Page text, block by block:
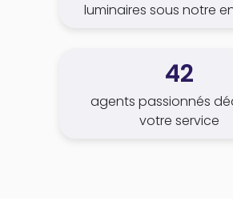
luminaires sous notre
42
agents passionnés
votre service